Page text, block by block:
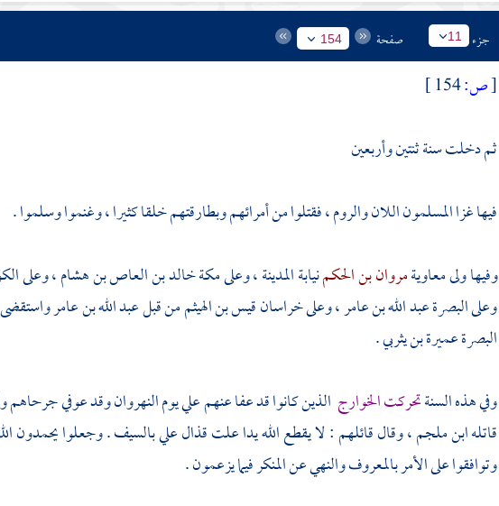
جزء 11 صفحة 154
[ص:
ثم دخلت سنة ثنتين وأربعين
فيها غزا المسلموناللانوالروم، فقتلوا من أمرائهم وبطارقتهم خلقا كثيرا ، وغنموا وسلموا .
وفيها ولىمعاويةمروان بن الحكمنيابةالمدينة، وعلىمكةخالد بن العاص بن هشام، وعلى
وعلىالبصرةعبد الله بن عامر، وعلىخراسانقيس بن الهيثممن قبلعبد الله بن عامرواستقضى
البصرةعميرة بن يثربي.
وفي هذه السنةتحركتالخوارج الذين كانوا قد عفا عنهم علي يومالنهروانوقد عوفي جرحاهم
قاتلهابن ملجم، وقال قائلهم : لا يقطع الله يدا علت قذالعليبالسيف . وجعلوا يحمدون
وتوافقوا على الأمر بالمعروف والنهي عن المنكر فيما يزعمون .